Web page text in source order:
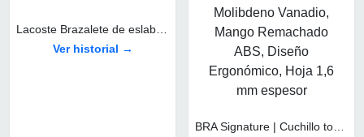
Lacoste Brazalete de eslabón para Hombre Colección STENCIL de Acero inoxidable
Ver historial →
BRA Signature | Cuchillo tomatero 120 mm, Acero Inoxidable alemán forjado con Molibdeno Vanadio, Mango Remachado ABS, Diseño Ergonómico, Hoja 1,6 mm espesor